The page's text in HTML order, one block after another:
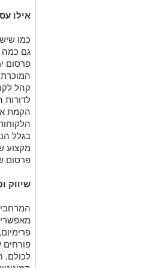
אילו
כמו
גם כמה
פרסום
קהל
לדורות
הקמת
בגלל
מקצוע
פרסום
שיווק
פורחים
לכולם.